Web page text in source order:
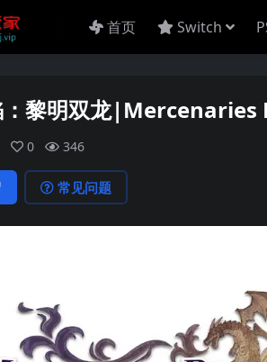
首页 Switch
：黎明双龙
0 346
常见问题